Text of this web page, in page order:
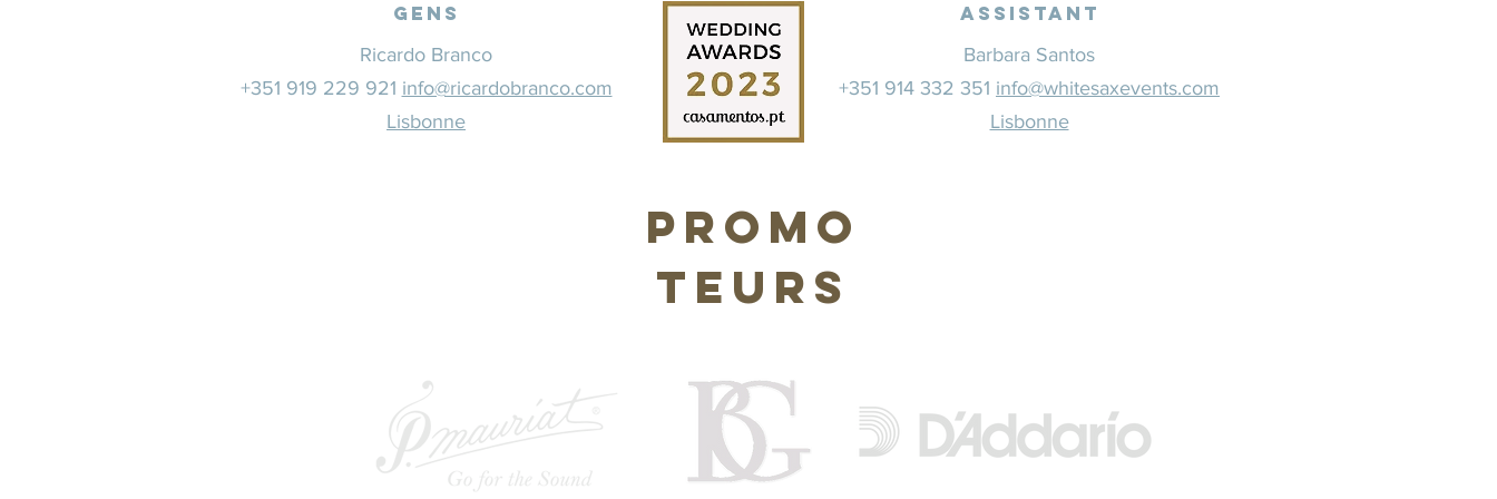
Gens
Ricardo Branco
+351 919 229 921 info@ricardobranco.com
Lisbonne
Assistant
Barbara Santos
+351 914 332 351 info@whitesaxevents.com
Lisbonne
Promo
teurs